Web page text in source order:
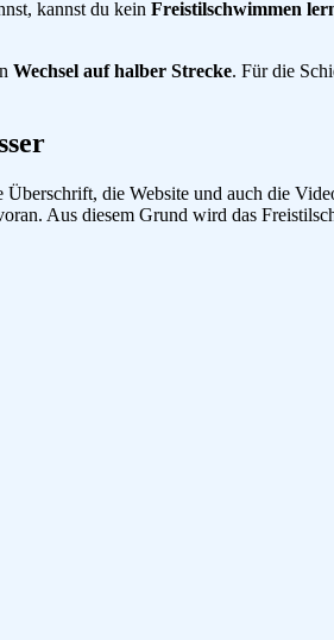
kannst du kein Freistilschwimmen
Wechsel auf halber Strecke. Für die
die Website und auch die
Aus diesem Grund wird das